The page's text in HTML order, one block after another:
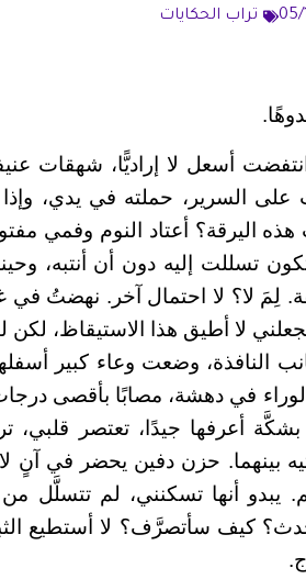
05/ تراب الحكايات
أسعل لا إراديًّا، شهقات
على السرير، حملته في يدي،
اليرقة؟ أعتاد النوم وفمي
تسللت إليه دون أن أنتبه،
لِمَ لا؟ لا احتمال آخر. نهضتُ في
لا أطيق هذا الاستيقاظ، لكن
النافذة، وضعت وعاء كبير
في دهشة، مصابًا بأقصى
أعرفها جيدًا، تعتصر قلبي،
بينهما. حزن دفين يحضر في آنٍ
يبدو أنها تسكنني، لم تتسلَّل
كيف سأتصرَّف؟ لا أستطيع